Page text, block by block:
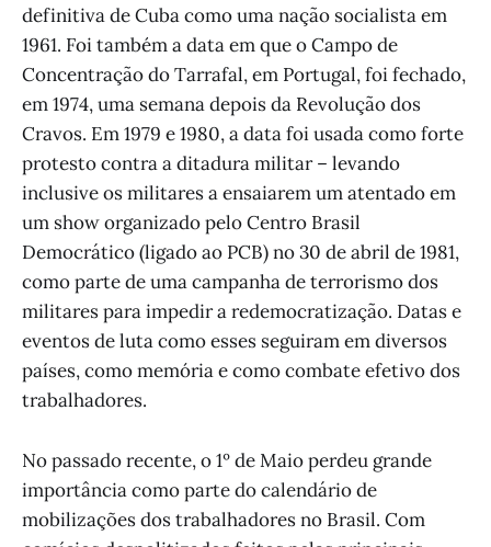
definitiva de Cuba como uma nação socialista em
1961. Foi também a data em que o Campo de
Concentração do Tarrafal, em Portugal, foi fechado,
em 1974, uma semana depois da Revolução dos
Cravos. Em 1979 e 1980, a data foi usada como forte
protesto contra a ditadura militar – levando
inclusive os militares a ensaiarem um atentado em
um show organizado pelo Centro Brasil
Democrático (ligado ao PCB) no 30 de abril de 1981,
como parte de uma campanha de terrorismo dos
militares para impedir a redemocratização. Datas e
eventos de luta como esses seguiram em diversos
países, como memória e como combate efetivo dos
trabalhadores.
No passado recente, o 1º de Maio perdeu grande
importância como parte do calendário de
mobilizações dos trabalhadores no Brasil. Com